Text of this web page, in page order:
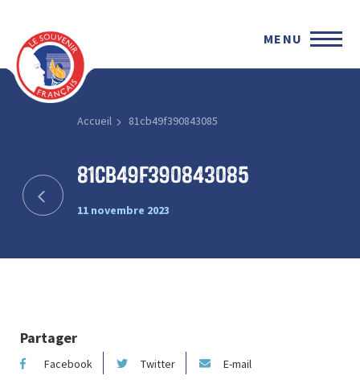
MENU
Accueil 81cb49f390843085
81cb49f390843085
11 novembre 2023
Partager
Facebook Twitter E-mail